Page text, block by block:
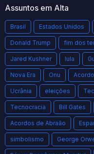
Assuntos em Alta
Brasil Estados Unidos
Donald Trump fim dos
Jared Kushner lula
Nova Era Onu
Ucrânia eleições
Tecnocracia Bill Gates
Acordos de Abraão
simbolismo George